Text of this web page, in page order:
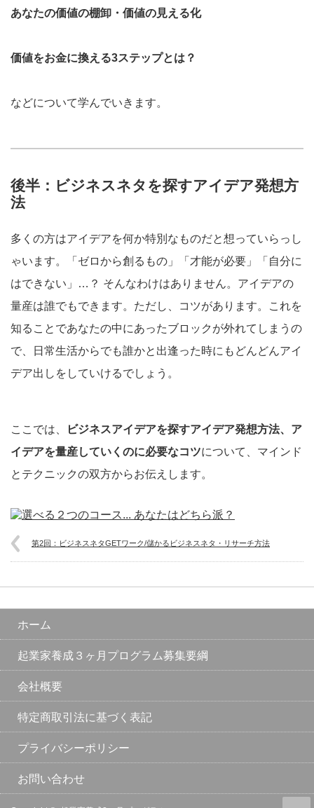
あなたの価値の棚卸・価値の見える化
価値をお金に換える3ステップとは？
などについて学んでいきます。
後半：ビジネスネタを探すアイデア発想方
法
多くの方はアイデアを何か特別なものだと想っていらっし
ゃいます。「ゼロから創るもの」「才能が必要」「自分に
はできない」…？ そんなわけはありません。アイデアの
量産は誰でもできます。ただし、コツがあります。これを
知ることであなたの中にあったブロックが外れてしまうの
で、日常生活からでも誰かと出逢った時にもどんどんアイ
デア出しをしていけるでしょう。
ここでは、
ビジネスアイデアを探すアイデア発想方法、ア
イデアを量産していくのに必要なコツについて、マインド
とテクニックの双方からお伝えします。
第2回：ビジネスネタGETワーク/儲かるビジネスネタ・リサーチ方法
ホーム
起業家養成３ヶ月プログラム募集要綱
会社概要
特定商取引法に基づく表記
プライバシーポリシー
お問い合わせ